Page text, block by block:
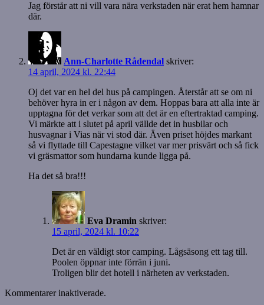
Jag förstår att ni vill vara nära verkstaden när erat hem hamnar
där.
Ann-Charlotte Rådendal skriver:
14 april, 2024 kl. 22:44
Oj det var en hel del hus på campingen. Återstår att se om ni
behöver hyra in er i någon av dem. Hoppas bara att alla inte är
upptagna för det verkar som att det är en eftertraktad camping.
Vi märkte att i slutet på april vällde det in husbilar och
husvagnar i Vias när vi stod där. Även priset höjdes markant
så vi flyttade till Capestagne vilket var mer prisvärt och så fick
vi gräsmattor som hundarna kunde ligga på.
Ha det så bra!!!
Eva Dramin skriver:
15 april, 2024 kl. 10:22
Det är en väldigt stor camping. Lågsäsong ett tag till.
Poolen öppnar inte förrän i juni.
Troligen blir det hotell i närheten av verkstaden.
Kommentarer inaktiverade.